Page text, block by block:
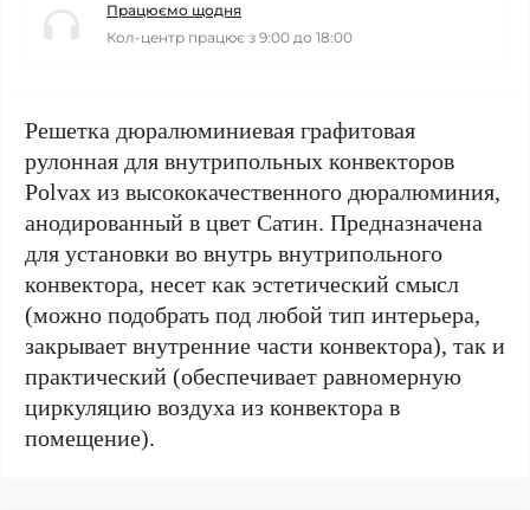
Працюємо щодня
Кол-центр працює з 9:00 до 18:00
Решетка дюралюминиевая графитовая
рулонная для внутрипольных конвекторов
Polvax из высококачественного дюралюминия,
анодированный в цвет Сатин. Предназначена
для установки во внутрь внутрипольного
конвектора, несет как эстетический смысл
(можно подобрать под любой тип интерьера,
закрывает внутренние части конвектора), так и
практический (обеспечивает равномерную
циркуляцию воздуха из конвектора в
помещение).